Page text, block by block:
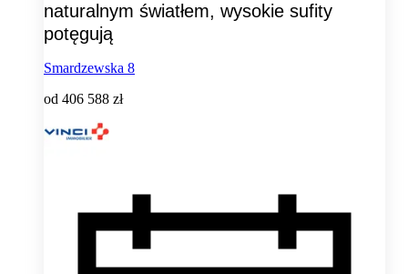
naturalnym światłem, wysokie sufity
potęgują
Smardzewska 8
od 406 588 zł